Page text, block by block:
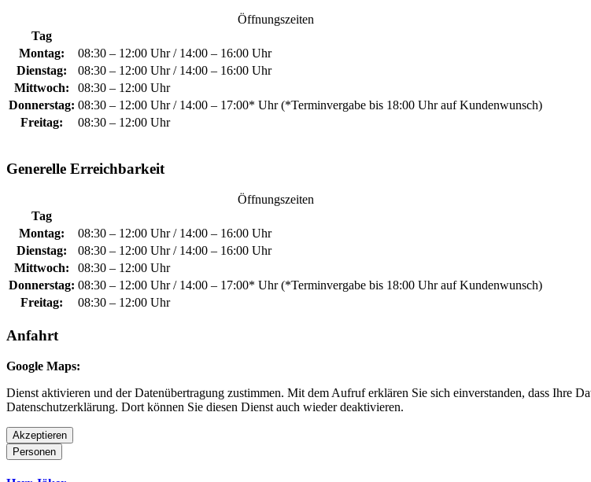
Öffnungszeiten
Tag
Montag:
08:30 – 12:00 Uhr / 14:00 – 16:00 Uhr
Dienstag:
08:30 – 12:00 Uhr / 14:00 – 16:00 Uhr
Mittwoch:
08:30 – 12:00 Uhr
Donnerstag: 08:30 – 12:00 Uhr / 14:00 – 17:00* Uhr (*Terminvergabe bis 18:00 Uhr auf Kundenwunsch)
Freitag:
08:30 – 12:00 Uhr
Generelle Erreichbarkeit
Öffnungszeiten
Tag
Montag:
08:30 – 12:00 Uhr / 14:00 – 16:00 Uhr
Dienstag:
08:30 – 12:00 Uhr / 14:00 – 16:00 Uhr
Mittwoch:
08:30 – 12:00 Uhr
Donnerstag: 08:30 – 12:00 Uhr / 14:00 – 17:00* Uhr (*Terminvergabe bis 18:00 Uhr auf Kundenwunsch)
Freitag:
08:30 – 12:00 Uhr
Anfahrt
Google Maps:
Dienst aktivieren und der Datenübertragung zustimmen. Mit dem Aufruf erklären Sie sich einverstanden, dass Ihre
Datenschutzerklärung. Dort können Sie diesen Dienst auch wieder deaktivieren.
Akzeptieren
Personen